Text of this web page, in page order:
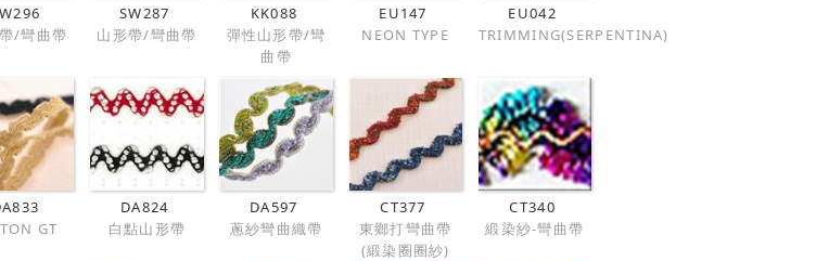
/彎曲帶
SW287
山形帶/彎曲帶
KK088
彈性山形帶/彎
曲帶
EU147
NEON TYPE
EU042
TRIMMING(SERPENTINA)
GT
DA824
白點山形帶
DA597
蔥紗彎曲織帶
CT377
東鄉打彎曲帶
(緞染圈圈紗)
CT340
緞染紗-彎曲帶